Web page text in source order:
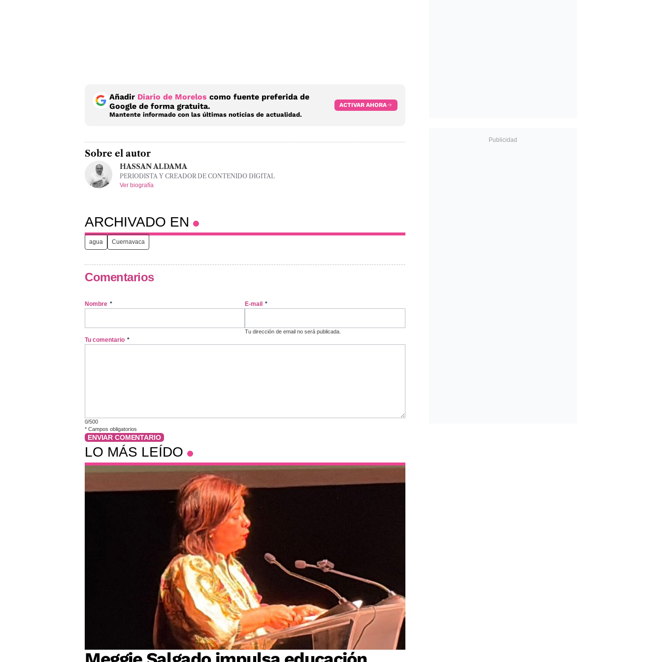
Añadir Diario de Morelos como fuente preferida de
Google de forma gratuita.
Mantente informado con las últimas noticias de actualidad.
ACTIVAR AHORA
Sobre el autor
HASSAN ALDAMA
PERIODISTA Y CREADOR DE CONTENIDO DIGITAL
Ver biografía
ARCHIVADO EN
agua Cuernavaca
Comentarios
Nombre * E-mail *
Tu dirección de email no será publicada.
Tu comentario *
0/500
* Campos obligatorios
ENVIAR COMENTARIO
LO MÁS LEÍDO